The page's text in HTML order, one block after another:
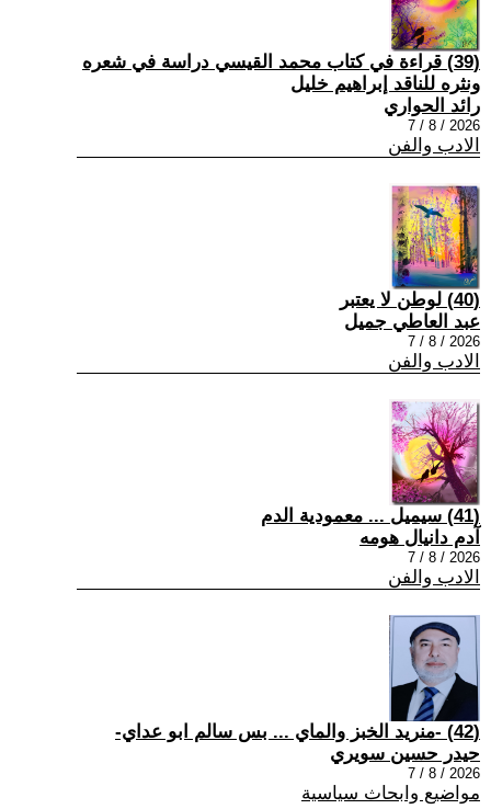
(39) قراءة في كتاب محمد القيسي دراسة في شعره
ونثره للناقد إبراهيم خليل
رائد الحواري
2026 / 8 / 7
الادب والفن
(40) لوطن لا يعتبر
عبد العاطي جميل
2026 / 8 / 7
الادب والفن
(41) سيميل ... معمودية الدم
آدم دانيال هومه
2026 / 8 / 7
الادب والفن
(42) -منريد الخبز والماي ... بس سالم ابو عداي-
حيدر حسين سويري
2026 / 8 / 7
مواضيع وابحاث سياسية